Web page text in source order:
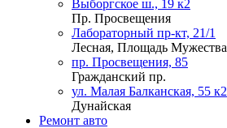
Выборгское ш., 19 к2
Пр. Просвещения
Лабораторный пр-кт, 21/1
Лесная, Площадь Мужества
пр. Просвещения, 85
Гражданский пр.
ул. Малая Балканская, 55 к2
Дунайская
Ремонт авто